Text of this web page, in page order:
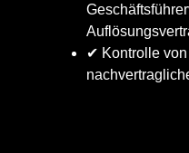
✔ Kontrolle